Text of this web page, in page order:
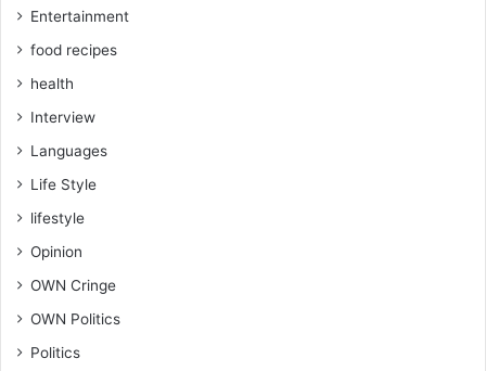
Entertainment
food recipes
health
Interview
Languages
Life Style
lifestyle
Opinion
OWN Cringe
OWN Politics
Politics